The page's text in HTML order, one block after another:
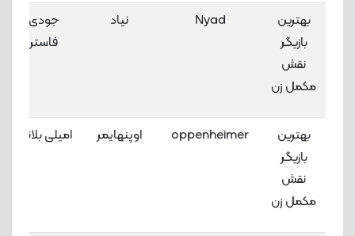
بهترین
بازیگر
نقش
مکمل زن
Nyad نیاد
جودی
فاستر
بهترین
بازیگر
نقش
مکمل زن
oppenheimer اوپنهایمر امیلی بلانت